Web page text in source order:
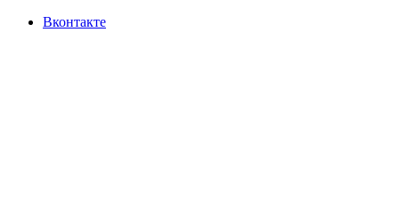
Вконтакте